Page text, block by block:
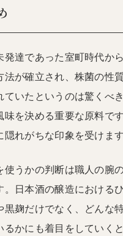
発達であった室町時代か
法が確立され、株菌の性
ていたというのは驚くべ
味を決める重要な原料で
隠れがちな印象を受けます
使うかの判断は職人の腕
。日本酒の醸造における
黒麹だけでなく、どんな
るかにも着目をしていく